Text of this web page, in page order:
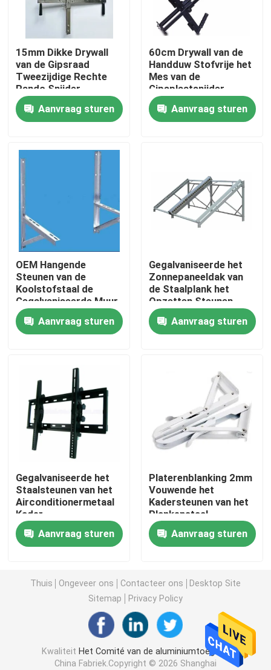
Huis
Producten
Ongeveer ons
Fabrieksreis
Kwaliteitscontrole
Contacteer ons
Verzoek om een Citaat
Het Comité van de aluminiumtoegang
Drywall toebehoren
de dekking van het vloerafvoerkanaal
Pvc-Toegangscomité
Metalen onderdelen Stempelen
De Klem van de de lenteklem
staaldraad
15mm Dikke Drywall
van de Gipsraad
Tweezijdige Rechte
Randc Snijder
Aanvraag sturen
60cm Drywall van de
Handduw Stofvrije het
Mes van de
Gipsplaatsnijder
Aanvraag sturen
OEM Hangende
Steunen van de
Koolstofstaal de
Gegalvaniseerde Muur
Aanvraag sturen
Gegalvaniseerde het
Zonnepaneeldak van
de Staalplank het
Opzetten Steunen
Aanvraag sturen
Gegalvaniseerde het
Staalsteunen van het
Airconditionermetaal
Kader
Aanvraag sturen
Platerenblanking 2mm
Vouwende het
Kadersteunen van het
Plankenstaal
Aanvraag sturen
Thuis Ongeveer ons Contacteer ons
Desktop Site
Sitemap
Privacy Policy
Kwaliteit Het Comité van de aluminiumtoegang
China Fabriek.Copyright © 2026 Shanghai